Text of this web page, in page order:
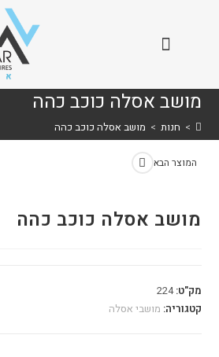
מושב אסלה כוכב כהה
> חנות > מושב אסלה כוכב כהה
המוצר הבא
מושב אסלה כוכב כהה
מק"ט:224
קטגוריה: מושבי אסלה